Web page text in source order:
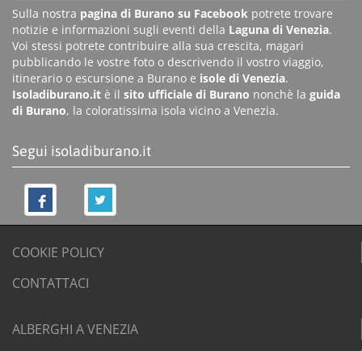
Sulla nostra pagina di Burano su Facebook potrete trovare
notizie e informazioni sugli eventi della Laguna di Venezia.
Voi stessi potrete contribuire alla sua crescita, magari
pubblicando le vostre foto o descrivendo il vostro viaggio,
itinerario o escursione a Burano e isole di Venezia.
Isoladiburano.it è il sito ufficiale di Burano nonchè la guida
di Burano, la coloratissima isola vicino a Venezia.
Segui isoladiburano.it
COOKIE POLICY
CONTATTACI
ALBERGHI A VENEZIA